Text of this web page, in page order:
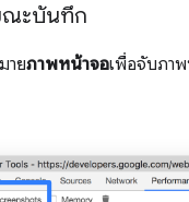
ณะบันทึก
ายภาพหน้าจอเพื่อจับภา